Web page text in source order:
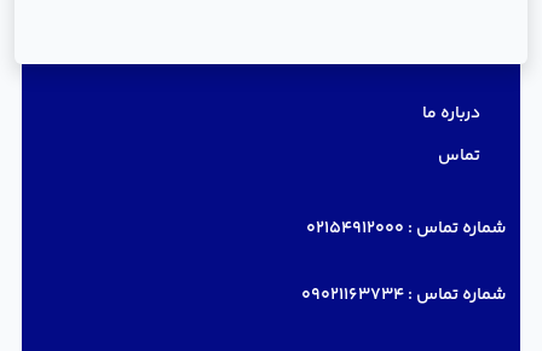
درباره ما
تماس
شماره تماس : 02154912000
شماره تماس :09021163734